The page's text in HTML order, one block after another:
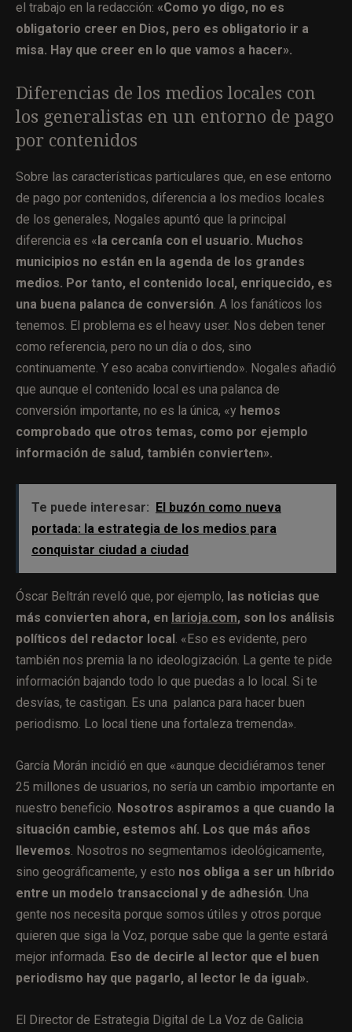
el trabajo en la redacción: «Como yo digo, no es
obligatorio creer en Dios, pero es obligatorio ir a
misa. Hay que creer en lo que vamos a hacer».
Diferencias de los medios locales con
los generalistas en un entorno de pago
por contenidos
Sobre las características particulares que, en ese entorno
de pago por contenidos, diferencia a los medios locales
de los generales, Nogales apuntó que la principal
diferencia es «la cercanía con el usuario. Muchos
municipios no están en la agenda de los grandes
medios. Por tanto, el contenido local, enriquecido, es
una buena palanca de conversión . A los fanáticos los
tenemos. El problema es el heavy user. Nos deben tener
como referencia, pero no un día o dos, sino
continuamente. Y eso acaba convirtiendo». Nogales añadió
que aunque el contenido local es una palanca de
conversión importante, no es la única, «y hemos
comprobado que otros temas, como por ejemplo
información de salud, también convierten».
Te puede interesar: El buzón como nueva
portada: la estrategia de los medios para
conquistar ciudad a ciudad
Óscar Beltrán reveló que, por ejemplo, las noticias que
más convierten ahora, en larioja.com, son los análisis
políticos del redactor local . «Eso es evidente, pero
también nos premia la no ideologización. La gente te pide
información bajando todo lo que puedas a lo local. Si te
desvías, te castigan. Es una palanca para hacer buen
periodismo. Lo local tiene una fortaleza tremenda».
García Morán incidió en que «aunque decidiéramos tener
25 millones de usuarios, no sería un cambio importante en
nuestro beneficio. Nosotros aspiramos a que cuando la
situación cambie, estemos ahí. Los que más años
llevemos . Nosotros no segmentamos ideológicamente,
sino geográficamente, y esto nos obliga a ser un híbrido
entre un modelo transaccional y de adhesión . Una
gente nos necesita porque somos útiles y otros porque
quieren que siga la Voz, porque sabe que la gente estará
mejor informada. Eso de decirle al lector que el buen
periodismo hay que pagarlo, al lector le da igual».
El Director de Estrategia Digital de La Voz de Galicia